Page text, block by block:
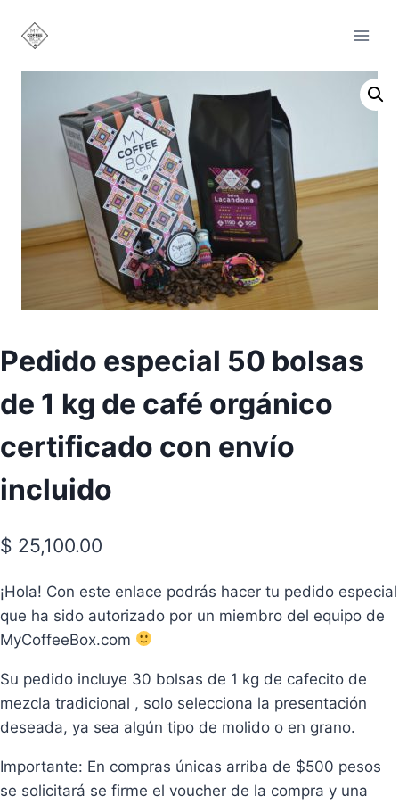
Pedido especial 50 bolsas
de 1 kg de café orgánico
certificado con envío
incluido
$ 25,100.00
¡Hola! Con este enlace podrás hacer tu pedido especial
que ha sido autorizado por un miembro del equipo de
MyCoffeeBox.com
Su pedido incluye 30 bolsas de 1 kg de cafecito de
mezcla tradicional , solo selecciona la presentación
deseada, ya sea algún tipo de molido o en grano.
Importante: En compras únicas arriba de $500 pesos
se solicitará se firme el voucher de la compra y una